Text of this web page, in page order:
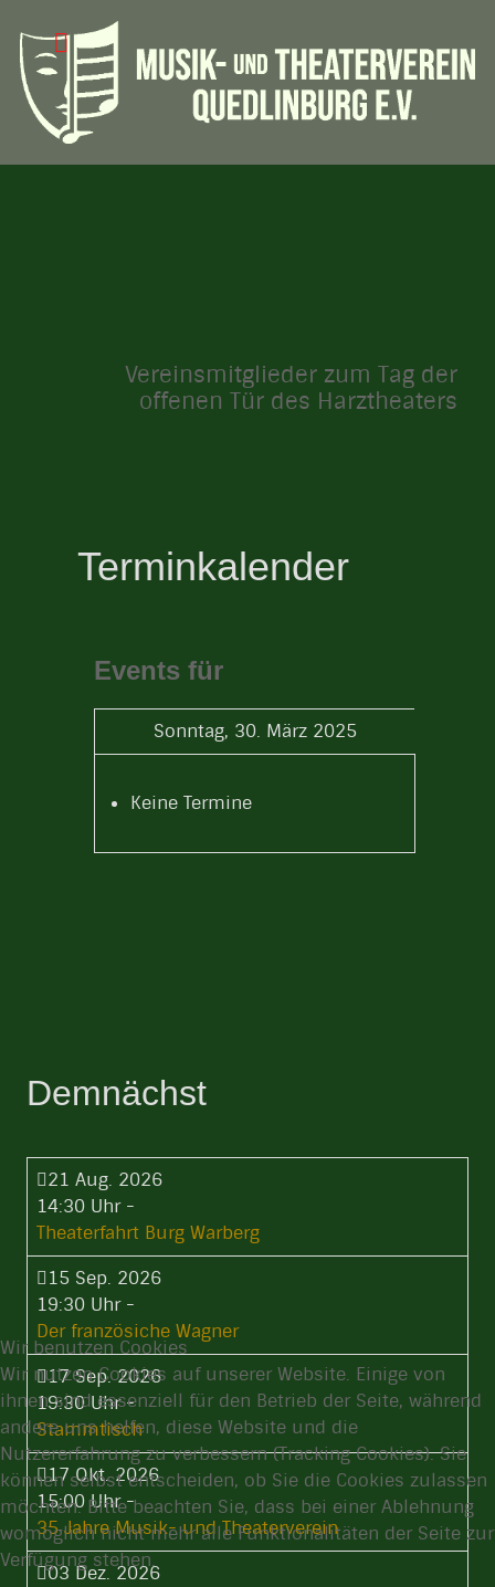
Vereinsmitglieder zum Tag der
offenen Tür des Harztheaters
Terminkalender
Events für
Sonntag, 30. März 2025
Keine Termine
Demnächst
21 Aug. 2026
14:30 Uhr-
Theaterfahrt Burg Warberg
15 Sep. 2026
19:30 Uhr-
Der französiche Wagner
17 Sep. 2026
19:30 Uhr-
Stammtisch
17 Okt. 2026
15:00 Uhr-
35 Jahre Musik- und Theaterverein
03 Dez. 2026
Wir benutzen Cookies
Wir nutzen Cookies auf unserer Website. Einige von
ihnen sind essenziell für den Betrieb der Seite, während
andere uns helfen, diese Website und die
Nutzererfahrung zu verbessern (Tracking Cookies). Sie
können selbst entscheiden, ob Sie die Cookies zulassen
möchten. Bitte beachten Sie, dass bei einer Ablehnung
womöglich nicht mehr alle Funktionalitäten der Seite zur
Verfügung stehen.